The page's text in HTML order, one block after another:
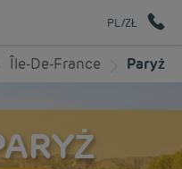
PL/ZŁ
Île-De-France Paryż